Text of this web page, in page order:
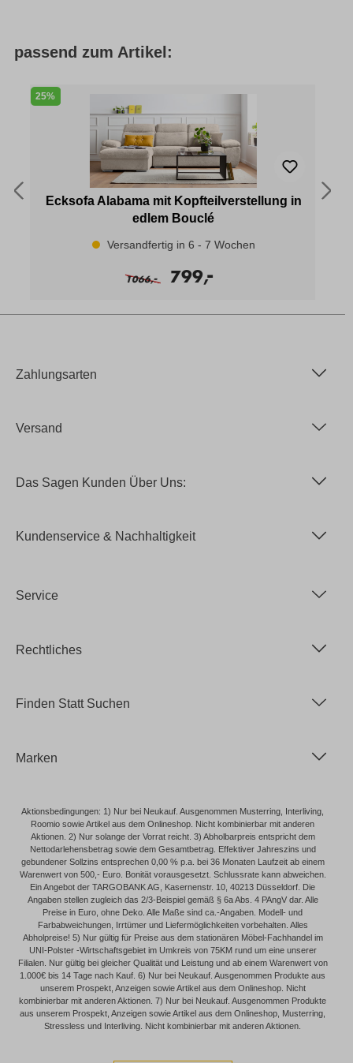
passend zum Artikel:
25%
Ecksofa Alabama mit Kopfteilverstellung in
edlem Bouclé
Versandfertig in 6 - 7 Wochen
1066,
- 799,
-
Zahlungsarten
Versand
Das Sagen Kunden Über Uns:
Kundenservice & Nachhaltigkeit
Service
Rechtliches
Finden Statt Suchen
Marken
Aktionsbedingungen: 1) Nur bei Neukauf. Ausgenommen Musterring, Interliving,
Roomio sowie Artikel aus dem Onlineshop. Nicht kombinierbar mit anderen
Aktionen. 2) Nur solange der Vorrat reicht. 3) Abholbarpreis entspricht dem
Nettodarlehensbetrag sowie dem Gesamtbetrag. Effektiver Jahreszins und
gebundener Sollzins entsprechen 0,00 % p.a. bei 36 Monaten Laufzeit ab einem
Warenwert von 500,- Euro. Bonität vorausgesetzt. Schlussrate kann abweichen.
Ein Angebot der TARGOBANK AG, Kasernenstr. 10, 40213 Düsseldorf. Die
Angaben stellen zugleich das 2/3-Beispiel gemäß § 6a Abs. 4 PAngV dar. Alle
Preise in Euro, ohne Deko. Alle Maße sind ca.-Angaben. Modell- und
Farbabweichungen, Irrtümer und Liefermöglichkeiten vorbehalten. Alles
Abholpreise! 5) Nur gültig für Preise aus dem stationären Möbel-Fachhandel im
UNI-Polster -Wirtschaftsgebiet im Umkreis von 75KM rund um eine unserer
Filialen. Nur gültig bei gleicher Qualität und Leistung und ab einem Warenwert von
1.000€ bis 14 Tage nach Kauf. 6) Nur bei Neukauf. Ausgenommen Produkte aus
unserem Prospekt, Anzeigen sowie Artikel aus dem Onlineshop. Nicht
kombinierbar mit anderen Aktionen. 7) Nur bei Neukauf. Ausgenommen Produkte
aus unserem Prospekt, Anzeigen sowie Artikel aus dem Onlineshop, Musterring,
Stressless und Interliving. Nicht kombinierbar mit anderen Aktionen.